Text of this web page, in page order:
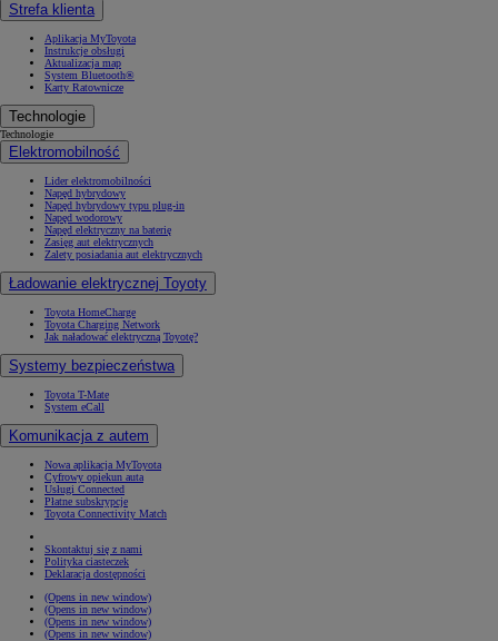
Strefa klienta
Aplikacja MyToyota
Instrukcje obsługi
Aktualizacja map
System Bluetooth®
Karty Ratownicze
Technologie
Technologie
Elektromobilność
Lider elektromobilności
Napęd hybrydowy
Napęd hybrydowy typu plug-in
Napęd wodorowy
Napęd elektryczny na baterię
Zasięg aut elektrycznych
Zalety posiadania aut elektrycznych
Ładowanie elektrycznej Toyoty
Toyota HomeCharge
Toyota Charging Network
Jak naładować elektryczną Toyotę?
Systemy bezpieczeństwa
Toyota T-Mate
System eCall
Komunikacja z autem
Nowa aplikacja MyToyota
Cyfrowy opiekun auta
Usługi Connected
Płatne subskrypcje
Toyota Connectivity Match
Skontaktuj się z nami
Polityka ciasteczek
Deklaracja dostępności
(Opens in new window)
(Opens in new window)
(Opens in new window)
(Opens in new window)